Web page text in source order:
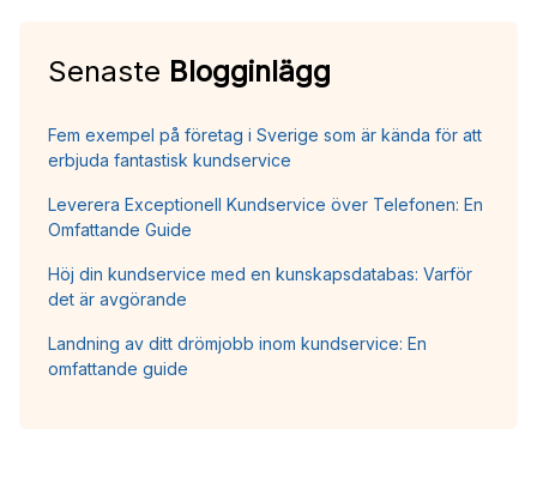
Senaste Blogginlägg
Fem exempel på företag i Sverige som är kända för att
erbjuda fantastisk kundservice
Leverera Exceptionell Kundservice över Telefonen: En
Omfattande Guide
Höj din kundservice med en kunskapsdatabas: Varför
det är avgörande
Landning av ditt drömjobb inom kundservice: En
omfattande guide